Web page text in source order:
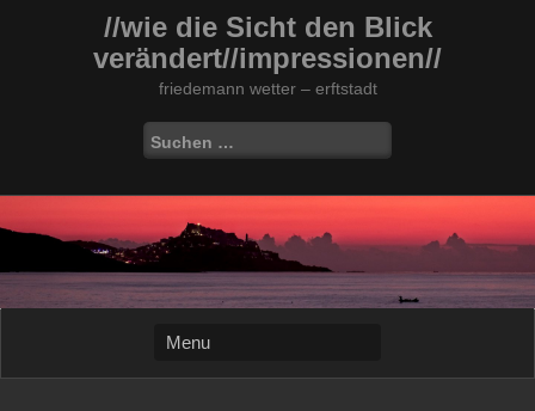
//wie die Sicht den Blick
verändert//impressionen//
friedemann wetter – erftstadt
Suchen
nach: